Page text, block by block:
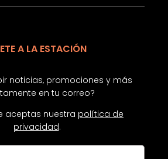
A LA ESTACIÓN
noticias, promociones y más
en tu correo?
aceptas nuestra política de
privacidad.